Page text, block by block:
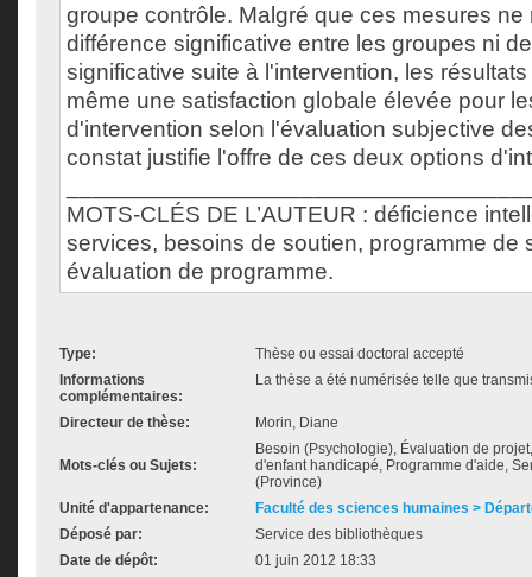
groupe contrôle. Malgré que ces mesures ne
différence significative entre les groupes ni
significative suite à l'intervention, les
même une satisfaction globale élevée pour
d'intervention selon l'évaluation subjective
constat justifie l'offre de ces deux options
MOTS-CLÉS DE L’AUTEUR : déficience
services, besoins de soutien, programme de
évaluation de programme.
Type:
Thèse ou essai doctoral accepté
Informations
complémentaires:
La thèse a été numérisée telle que
Directeur de thèse: Morin, Diane
Mots-clés ou Sujets:
Besoin (Psychologie), Évaluation de
d'enfant handicapé, Programme d'aide,
(Province)
Unité d'appartenance:
Faculté des sciences humaines >
Déposé par:
Service des bibliothèques
Date de dépôt:
01 juin 2012 18:33